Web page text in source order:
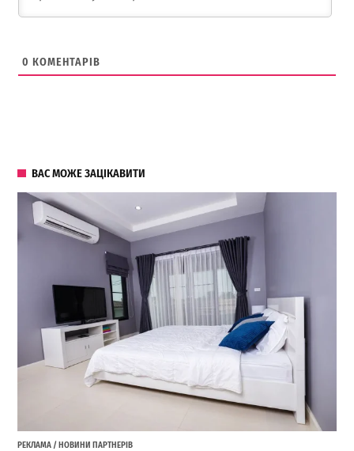
0 КОМЕНТАРІВ
ВАС МОЖЕ ЗАЦІКАВИТИ
РЕКЛАМА / НОВИНИ ПАРТНЕРІВ